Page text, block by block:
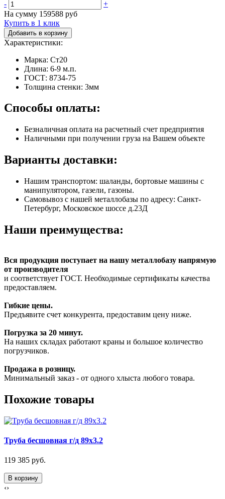
-
+
На сумму 159588 руб
Купить в 1 клик
Добавить в корзину
Характеристики:
Марка: Ст20
Длина: 6-9 м.п.
ГОСТ: 8734-75
Толщина стенки: 3мм
Способы оплаты:
Безналичная оплата на расчетный счет предприятия
Наличными при получении груза на Вашем объекте
Варианты доставки:
Нашим транспортом: шаланды, бортовые машины с
манипулятором, газели, газоны.
Самовывоз с нашей металлобазы по адресу: Санкт-
Петербург, Московское шоссе д.23Д
Наши преимущества:
Вся продукция поступает на нашу металлобазу напрямую
от производителя
и соответствует ГОСТ. Необходимые сертификаты качества
предоставляем.
Гибкие цены.
Предъявите счет конкурента, предоставим цену ниже.
Погрузка за 20 минут.
На наших складах работают краны и большое количество
погрузчиков.
Продажа в розницу.
Минимальный заказ - от одного хлыста любого товара.
Похожие товары
Труба бесшовная г/д 89х3.2
119 385 руб.
В корзину
‹›